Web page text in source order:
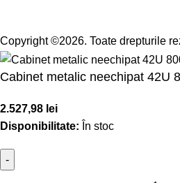
Copyright ©2026. Toate drepturile
Cabinet metalic neechipat 42U
2.527,98 lei
Disponibilitate: În stoc